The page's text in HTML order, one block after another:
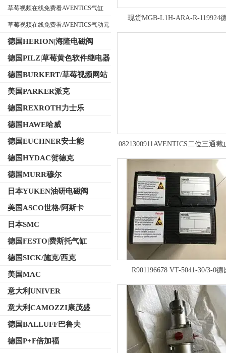
草莓视频在线免费看AVENTICS气缸
草莓视频在线免费看AVENTICS气动元
德国HERION|海隆电磁阀
德国PILZ|草莓黄色软件继电器
德国BURKERT/草莓视频网站
入口在线电磁阀
美国PARKER派克
德国REXROTH力士乐
德国HAWE哈威
德国EUCHNER安士能
德国HYDAC贺德克
德国MURR穆尔
日本YUKEN油研电磁阀
美国ASCO世格/阿斯卡
日本SMC
德国FESTO|费斯托气缸
德国SICK/施克/西克
美国MAC
意大利UNIVER
意大利CAMOZZI康茂盛
德国BALLUFF巴鲁夫
德国P+F倍加福
现货MGB-L1H-ARA-R-119924
0821300911AVENTICS二位三通截
R901196678 VT-5041-30/3-0德